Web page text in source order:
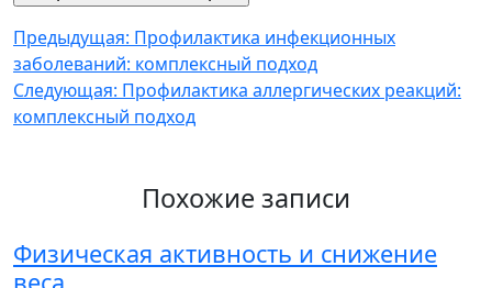
Навигация
по
записям
Предыдущая: Профилактика инфекционных
заболеваний: комплексный подход
Следующая: Профилактика аллергических реакций:
комплексный подход
Похожие записи
Физическая активность и снижение